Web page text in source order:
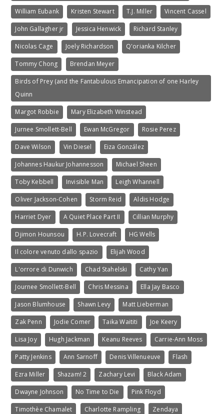
William Eubank Kristen Stewart T.J. Miller Vincent Cassel
John Gallagher jr Jessica Henwick Richard Stanley
Nicolas Cage Joely Richardson Q'orianka Kilcher
Tommy Chong Brendan Meyer
Birds of Prey (and the Fantabulous Emancipation of one Harley
Quinn
Margot Robbie Mary Elizabeth Winstead
Jurnee Smollett-Bell Ewan McGregor Rosie Perez
Dave Wilson Vin Diesel Eiza González
Johannes Haukur Johannesson Michael Sheen
Toby Kebbell Invisible Man Leigh Whannell
Oliver Jackson-Cohen Storm Reid Aldis Hodge
Harriet Dyer A Quiet Place Part II Cillian Murphy
Djimon Hounsou H.P. Lovecraft HG Wells
Il colore venuto dallo spazio Elijah Wood
L'orrore di Dunwich Chad Stahelski Cathy Yan
Journee Smollett-Bell Chris Messina Ella Jay Basco
Jason Blumhouse Shawn Levy Matt Lieberman
Zak Penn Jodie Comer Taika Waititi Joe Keery
Lisa Joy Hugh Jackman Keanu Reeves Carrie-Ann Moss
Patty Jenkins Ann Sarnoff Denis Villenueuve Flash
Ezra Miller Shazam! 2 Zachary Levi Black Adam
Dwayne Johnson No Time to Die Pink Floyd
Timothèe Chamalet Charlotte Rampling Zendaya